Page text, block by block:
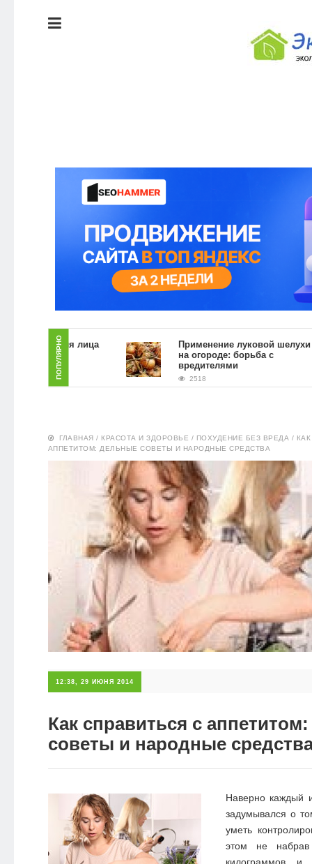
ЭКОЛОГИЯ
СТИЛЬ
ДОМА
КРАСОТА И
ПИТАНИЕ
НОВОСТИ
ПОПУЛЯРНО
для лица
Применение луковой шелухи
на огороде: борьба с
вредителями
2518
ГЛАВНАЯ / КРАСОТА И ЗДОРОВЬЕ / ПОХУДЕНИЕ БЕЗ ВРЕДА /
АППЕТИТОМ: ДЕЛЬНЫЕ СОВЕТЫ И НАРОДНЫЕ СРЕДСТВА
12:38, 29 ИЮНЯ 2014
Как справиться с
советы и народные
Наверно каждый
задумывался о
уметь
этом не
килограммов